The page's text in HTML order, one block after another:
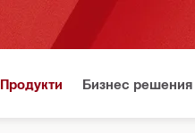
Продукти Бизнес решения